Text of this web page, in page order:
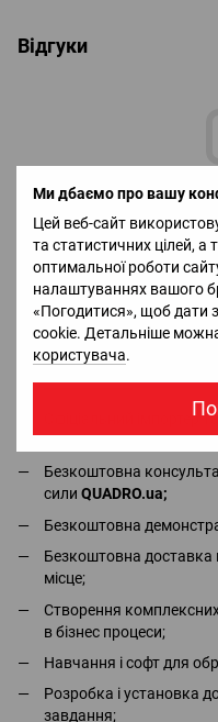
Ми дбаємо про вашу
Цей веб-сайт
та статистичних цілей, а
оптимальної роботи
налаштуваннях вашого
«Погодитися», щоб дати
cookie. Детальніше
користувача.
Відгуки
Доставка
Офіціальний імпортер
DJI, Bluetti, Jackery - в
Безкоштовна
сили QUADRO.ua;
Безкоштовна
Безкоштовна доставка
місце;
Створення комплексних
в бізнес процеси;
Навчання і софт для
Розробка і установка
завдання;